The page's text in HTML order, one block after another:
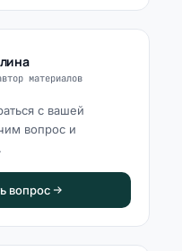
материалов
с вашей
вопрос и
вопрос